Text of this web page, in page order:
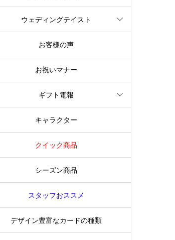
ウェディングテイスト
お客様の声
お祝いマナー
ギフト電報
キャラクター
クイック商品
シーズン商品
スタッフおススメ
デザイン豊富なカードの種類